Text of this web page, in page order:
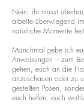
Nein, ihr müsst
arbeite überwiegend
natürliche Momente
Manchmal gebe ich
Anweisungen – zum
gehen, euch an die
anzuschauen oder zu
gestellten Posen,
euch helfen, euch